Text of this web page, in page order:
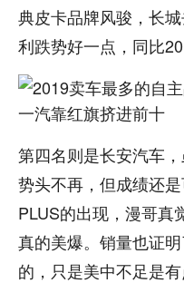
典皮卡品牌风骏，长
利跌势好一点，同比
第四名则是长安汽车
势头不再，但成绩还
PLUS的出现，漫哥真
真的美爆。销量也证
的，只是美中不足是